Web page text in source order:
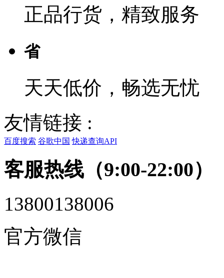
正品行货，精致服务
省
天天低价，畅选无忧
友情链接 :
百度搜索 谷歌中国 快递查询API
客服热线（9:00-22:00）
13800138006
官方微信